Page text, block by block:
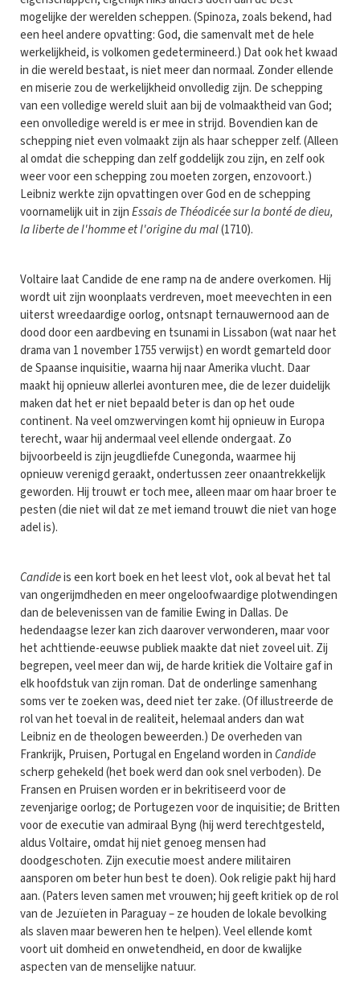
mogelijke der werelden scheppen. (Spinoza, zoals bekend, had
een heel andere opvatting: God, die samenvalt met de hele
werkelijkheid, is volkomen gedetermineerd.) Dat ook het kwaad
in die wereld bestaat, is niet meer dan normaal. Zonder ellende
en miserie zou de werkelijkheid onvolledig zijn. De schepping
van een volledige wereld sluit aan bij de volmaaktheid van God;
een onvolledige wereld is er mee in strijd. Bovendien kan de
schepping niet even volmaakt zijn als haar schepper zelf. (Alleen
al omdat die schepping dan zelf goddelijk zou zijn, en zelf ook
weer voor een schepping zou moeten zorgen, enzovoort.)
Leibniz werkte zijn opvattingen over God en de schepping
voornamelijk uit in zijnEssais de Théodicée sur la bonté de dieu,
la liberte de l'homme et l'origine du mal(1710).
Voltaire laat Candide de ene ramp na de andere overkomen. Hij
wordt uit zijn woonplaats verdreven, moet meevechten in een
uiterst wreedaardige oorlog, ontsnapt ternauwernood aan de
dood door een aardbeving en tsunami in Lissabon (wat naar het
drama van 1 november 1755 verwijst) en wordt gemarteld door
de Spaanse inquisitie, waarna hij naar Amerika vlucht. Daar
maakt hij opnieuw allerlei avonturen mee, die de lezer duidelijk
maken dat het er niet bepaald beter is dan op het oude
continent. Na veel omzwervingen komt hij opnieuw in Europa
terecht, waar hij andermaal veel ellende ondergaat. Zo
bijvoorbeeld is zijn jeugdliefde Cunegonda, waarmee hij
opnieuw verenigd geraakt, ondertussen zeer onaantrekkelijk
geworden. Hij trouwt er toch mee, alleen maar om haar broer te
pesten (die niet wil dat ze met iemand trouwt die niet van hoge
adel is).
Candideis een kort boek en het leest vlot, ook al bevat het tal
van ongerijmdheden en meer ongeloofwaardige plotwendingen
dan de belevenissen van de familie Ewing in Dallas. De
hedendaagse lezer kan zich daarover verwonderen, maar voor
het achttiende-eeuwse publiek maakte dat niet zoveel uit. Zij
begrepen, veel meer dan wij, de harde kritiek die Voltaire gaf in
elk hoofdstuk van zijn roman. Dat de onderlinge samenhang
soms ver te zoeken was, deed niet ter zake. (Of illustreerde de
rol van het toeval in de realiteit, helemaal anders dan wat
Leibniz en de theologen beweerden.) De overheden van
Frankrijk, Pruisen, Portugal en Engeland worden in Candide
scherp gehekeld (het boek werd dan ook snel verboden). De
Fransen en Pruisen worden er in bekritiseerd voor de
zevenjarige oorlog; de Portugezen voor de inquisitie; de Britten
voor de executie van admiraal Byng (hij werd terechtgesteld,
aldus Voltaire, omdat hij niet genoeg mensen had
doodgeschoten. Zijn executie moest andere militairen
aansporen om beter hun best te doen). Ook religie pakt hij hard
aan. (Paters leven samen met vrouwen; hij geeft kritiek op de rol
van de Jezuïeten in Paraguay – ze houden de lokale bevolking
als slaven maar beweren hen te helpen). Veel ellende komt
voort uit domheid en onwetendheid, en door de kwalijke
aspecten van de menselijke natuur.